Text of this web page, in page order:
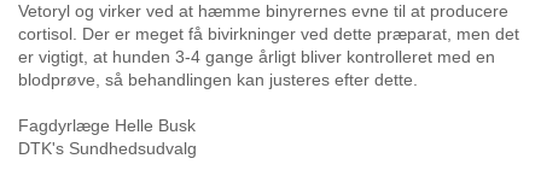
Vetoryl og virker ved at hæmme binyrernes evne til at producere
cortisol. Der er meget få bivirkninger ved dette præparat, men det
er vigtigt, at hunden 3-4 gange årligt bliver kontrolleret med en
blodprøve, så behandlingen kan justeres efter dette.
Fagdyrlæge Helle Busk
DTK's Sundhedsudvalg